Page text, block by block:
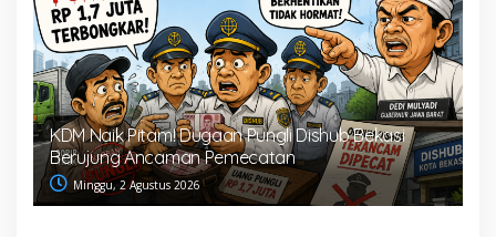
KDM Naik Pitam! Dugaan Pungli Dishub Bekasi
Berujung Ancaman Pemecatan
Minggu, 2 Agustus 2026